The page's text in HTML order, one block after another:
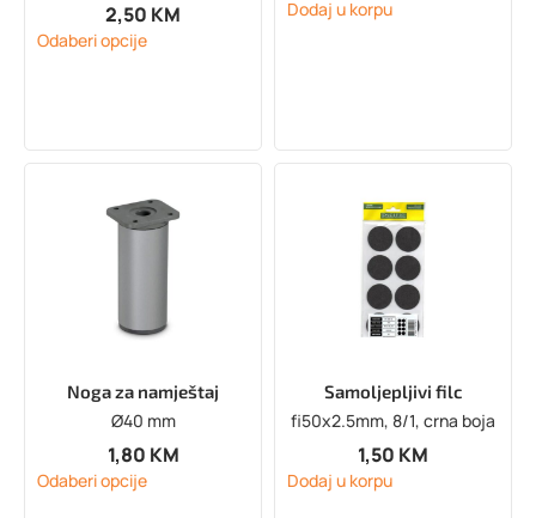
2,50 KM
Odaberi opcije
Dodaj u korpu
Noga za namještaj
Ø40 mm
1,80 KM
Odaberi opcije
Samoljepljivi filc
fi50x2.5mm, 8/1, crna boja
1,50 KM
Dodaj u korpu